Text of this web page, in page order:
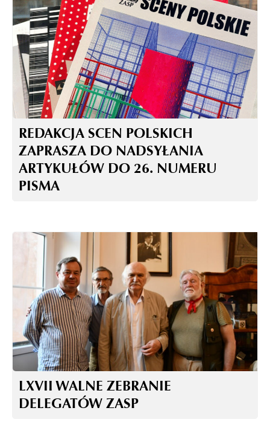
REDAKCJA SCEN POLSKICH
ZAPRASZA DO NADSYŁANIA
ARTYKUŁÓW DO 26. NUMERU
PISMA
LXVII WALNE ZEBRANIE
DELEGATÓW ZASP